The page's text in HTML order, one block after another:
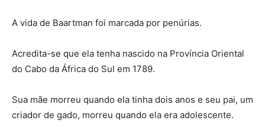
A vida de Baartman foi marcada por penúrias.
Acredita-se que ela tenha nascido na Província Oriental
do Cabo da África do Sul em 1789.
Sua mãe morreu quando ela tinha dois anos e seu pai, um
criador de gado, morreu quando ela era adolescente.